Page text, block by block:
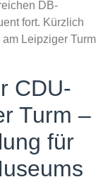
DB-
fort. Kürzlich
Leipziger Turm
CDU-
Turm –
für